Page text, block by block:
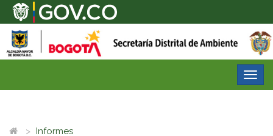
Informes